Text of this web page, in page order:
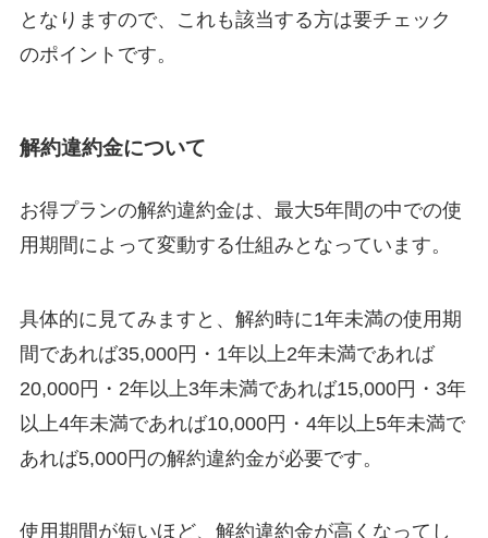
となりますので、これも該当する方は要チェック
のポイントです。
解約違約金について
お得プランの解約違約金は、最大5年間の中での使
用期間によって変動する仕組みとなっています。
具体的に見てみますと、解約時に1年未満の使用期
間であれば35,000円・1年以上2年未満であれば
20,000円・2年以上3年未満であれば15,000円・3年
以上4年未満であれば10,000円・4年以上5年未満で
あれば5,000円の解約違約金が必要です。
使用期間が短いほど、解約違約金が高くなってし